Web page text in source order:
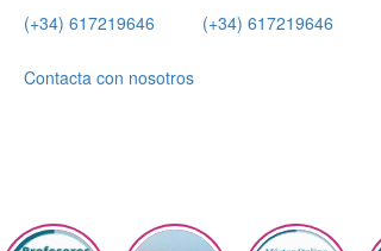
(+34) 617219646 (+34) 617219646
Contacta con nosotros